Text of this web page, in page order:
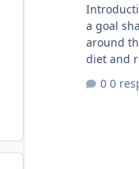
a goal
around
diet and
many
0